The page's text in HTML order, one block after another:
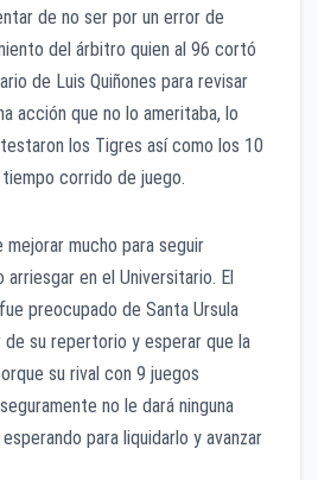
de no ser por un error de
del árbitro quien al 96 cortó
de Luis Quiñones para revisar
acción que no lo ameritaba, lo
los Tigres así como los 10
corrido de juego.
mejorar mucho para seguir
en el Universitario. El
preocupado de Santa Ursula
su repertorio y esperar que la
su rival con 9 juegos
no le dará ninguna
para liquidarlo y avanzar